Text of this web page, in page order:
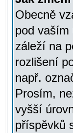
Obecně
pod vaším
záleží na
rozlišení
např.
Prosím,
vyšší
příspěvků